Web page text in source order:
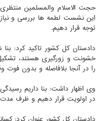
حجت الاسلام والمسلمین منتظری
این نشست لطمه ها بررسی و
توجه قرار دهیم.
دادستان کل کشور تاکید کرد:
خشونت و زورگیری هستند،
را در آنجا بلافاصله و بدون
وی اظهار داشت: بنا داریم
در اولویت قرار دهیم و ظرف مدت